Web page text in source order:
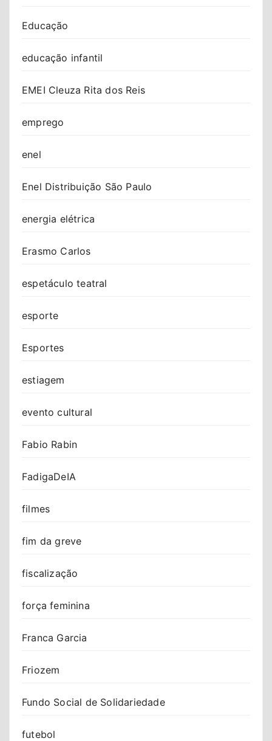
Educação
educação infantil
EMEI Cleuza Rita dos Reis
emprego
enel
Enel Distribuição São Paulo
energia elétrica
Erasmo Carlos
espetáculo teatral
esporte
Esportes
estiagem
evento cultural
Fabio Rabin
FadigaDeIA
filmes
fim da greve
fiscalização
força feminina
Franca Garcia
Friozem
Fundo Social de Solidariedade
futebol